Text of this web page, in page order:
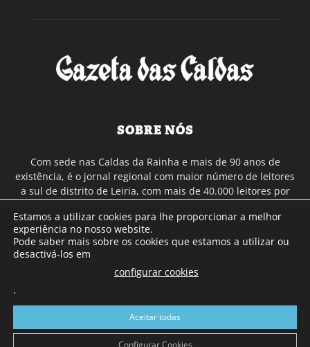
SOBRE NÓS
Com sede nas Caldas da Rainha e mais de 90 anos de
existência, é o jornal regional com maior número de leitores
a sul de distrito de Leiria, com mais de 40.000 leitores por
Continental e assinatura online.
SIGA-NOS
Estamos a utilizar cookies para lhe proporcionar a melhor
experiência no nosso website.
Pode saber mais sobre os cookies que estamos a utilizar ou
desactivá-los em
configurar cookies
.
Aceitar todas
Configurar Cookies